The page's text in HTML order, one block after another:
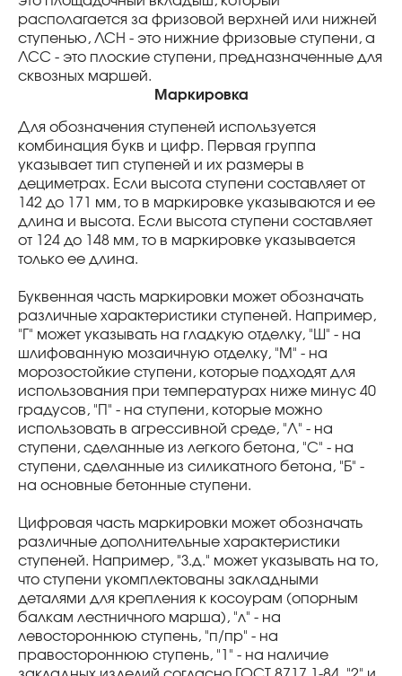
располагается за фризовой верхней или нижней
ступенью, ЛСН - это нижние фризовые ступени, а
ЛСС - это плоские ступени, предназначенные для
сквозных маршей.
Маркировка
Для обозначения ступеней используется
комбинация букв и цифр. Первая группа
указывает тип ступеней и их размеры в
дециметрах. Если высота ступени составляет от
142 до 171 мм, то в маркировке указываются и ее
длина и высота. Если высота ступени составляет
от 124 до 148 мм, то в маркировке указывается
только ее длина.
Буквенная часть маркировки может обозначать
различные характеристики ступеней. Например,
"Г" может указывать на гладкую отделку, "Ш" - на
шлифованную мозаичную отделку, "М" - на
морозостойкие ступени, которые подходят для
использования при температурах ниже минус 40
градусов, "П" - на ступени, которые можно
использовать в агрессивной среде, "Л" - на
ступени, сделанные из легкого бетона, "С" - на
ступени, сделанные из силикатного бетона, "Б" -
на основные бетонные ступени.
Цифровая часть маркировки может обозначать
различные дополнительные характеристики
ступеней. Например, "З.д." может указывать на то,
что ступени укомплектованы закладными
деталями для крепления к косоурам (опорным
балкам лестничного марша), "л" - на
левостороннюю ступень, "п/пр" - на
правостороннюю ступень, "1" - на наличие